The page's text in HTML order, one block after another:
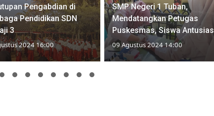
Pengabdian di
Pendidikan SDN
3
2024 16:00
SMP Negeri 1 Tuban,
Mendatangkan Petugas
Puskesmas, Siswa Antusias
09 Agustus 2024 14:00